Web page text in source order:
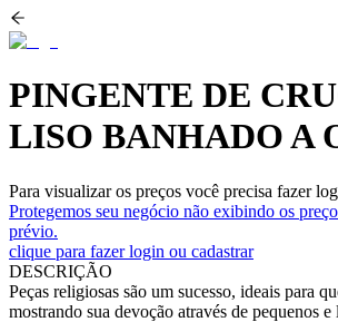
PINGENTE DE
LISO BANHADO A
Para visualizar os preços você precisa fazer
Protegemos seu negócio não exibindo os
prévio.
clique para fazer login ou cadastrar
DESCRIÇÃO
Peças religiosas são um sucesso, ideais para
mostrando sua devoção através de pequenos